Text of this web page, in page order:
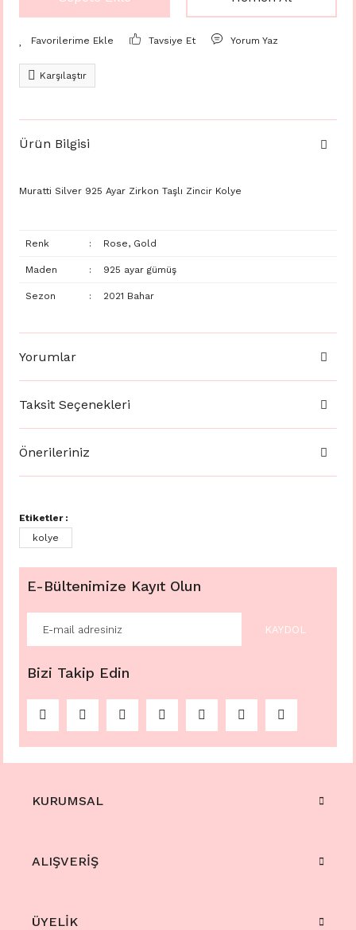
Tavsiye Et Yorum Yaz
Karşılaştır
Ürün Bilgisi
Muratti Silver 925 Ayar Zirkon Taşlı Zincir Kolye
Renk : Rose, Gold
Maden : 925 ayar gümüş
Sezon : 2021 Bahar
Yorumlar
Taksit Seçenekleri
Önerileriniz
Etiketler :
kolye
E-Bültenimize Kayıt Olun
KAYDOL
Bizi Takip Edin
KURUMSAL
ALIŞVERİŞ
ÜYELİK